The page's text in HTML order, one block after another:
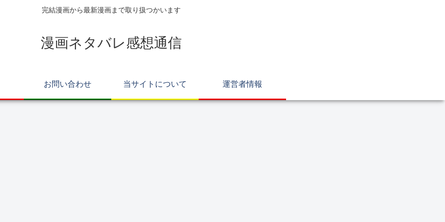
完結漫画から最新漫画まで取り扱つかいます
漫画ネタバレ感想通信
お問い合わせ 当サイトについて 運営者情報